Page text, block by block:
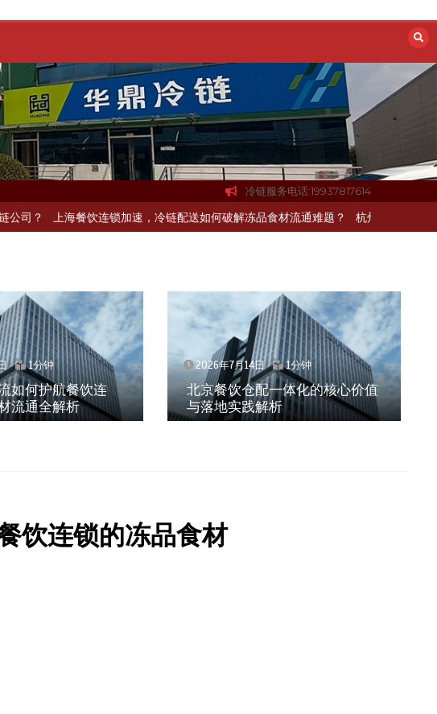
冷链服务电话:19937817614
海餐饮连锁加速，冷链配送如何破解冻品食材流通难题？ 杭州中央厨房布局餐饮连
1分钟
如何护航餐饮连
流通全解析
2026年7月14日 1分钟
北京餐饮仓配一体化的核心价值
与落地实践解析
饮连锁的冻品食材